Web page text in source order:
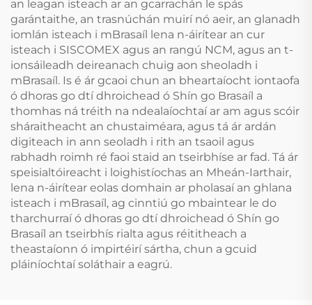
an leagan isteach ar an gcarrachán le spás
garántaithe, an trasnúchán muirí nó aeir, an glanadh
iomlán isteach i mBrasaíl lena n-áirítear an cur
isteach i SISCOMEX agus an rangú NCM, agus an t-
ionsáileadh deireanach chuig aon sheoladh i
mBrasaíl. Is é ár gcaoi chun an bheartaíocht iontaofa
ó dhoras go dtí dhroichead ó Shín go Brasaíl a
thomhas ná tréith na ndealaíochtaí ar am agus scóir
sháraitheacht an chustaiméara, agus tá ár ardán
digiteach in ann seoladh i rith an tsaoil agus
rabhadh roimh ré faoi staid an tseirbhíse ar fad. Tá ár
speisialtóireacht i loighistíochas an Mheán-Iarthair,
lena n-áirítear eolas domhain ar pholasaí an ghlana
isteach i mBrasaíl, ag cinntiú go mbaintear le do
tharchurraí ó dhoras go dtí dhroichead ó Shín go
Brasaíl an tseirbhís rialta agus réititheach a
theastaíonn ó impirtéirí sártha, chun a gcuid
pláiníochtaí soláthair a eagrú.